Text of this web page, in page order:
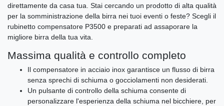
direttamente da casa tua. Stai cercando un prodotto di alta qualità
per la somministrazione della birra nei tuoi eventi o feste? Scegli il
rubinetto compensatore P3500 e preparati ad assaporare la
migliore birra della tua vita.
Massima qualità e controllo completo
Il compensatore in acciaio inox garantisce un flusso di birra
senza sprechi di schiuma o gocciolamenti non desiderati.
Un pulsante di controllo della schiuma consente di
personalizzare l'esperienza della schiuma nel bicchiere, per